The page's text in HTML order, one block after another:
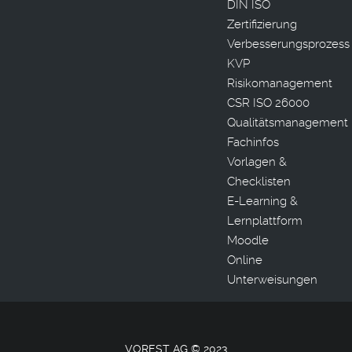
DIN ISO
Zertifizierung
Verbesserungsprozess
KVP
Risikomanagement
CSR ISO 26000
Qualitätsmanagement
Fachinfos
Vorlagen &
Checklisten
E-Learning &
Lernplattform
Moodle
Online
Unterweisungen
VOREST AG © 2023